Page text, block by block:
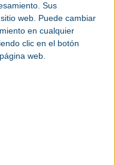
Sus
web. Puede cambiar
en cualquier
clic en el botón
web.
de trabajo
usando unos